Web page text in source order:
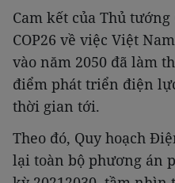
Cam kết của Thủ
COP26 về việc Việt
vào năm 2050 đã làm
điểm phát triển điện
thời gian tới.
Theo đó, Quy hoạch
lại toàn bộ phương án